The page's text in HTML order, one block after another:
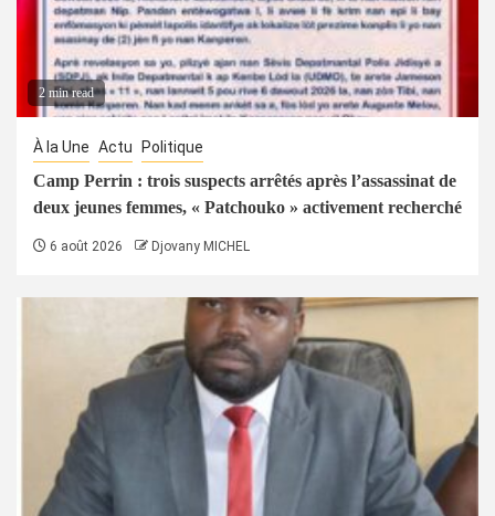
2 min read
À la Une Actu Politique
Camp Perrin : trois suspects arrêtés après l’assassinat de
deux jeunes femmes, « Patchouko » activement recherché
6 août 2026 Djovany MICHEL